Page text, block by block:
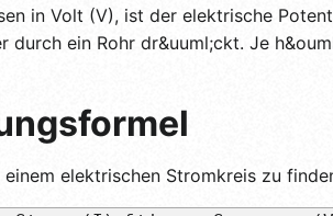
in Volt (V), ist der elektrische
durch ein Rohr dr&uuml;ckt. Je
elektrischen Stromkreis zu